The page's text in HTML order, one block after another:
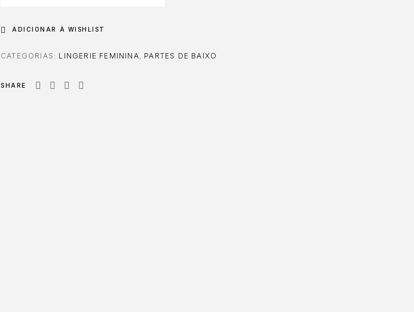
ADICIONAR À WISHLIST
CATEGORIAS: LINGERIE FEMININA, PARTES DE BAIXO
SHARE